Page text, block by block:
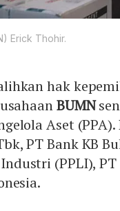
Erick Thohir.
hak
BUMN
Aset
PT Bank KB
(PPLI),